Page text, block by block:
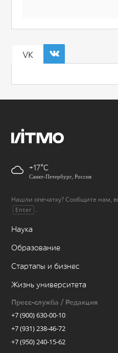
VK
+17
Санкт-Петербург, Россия
Нашли опечатку? Сообщите нам,
Enter .
Наука
Образование
Стартапы и бизнес
Жизнь университета
Пресс-служба / Редакция
+7 (900) 630-00-10
+7 (931) 238-46-72
+7 (950) 240-15-62